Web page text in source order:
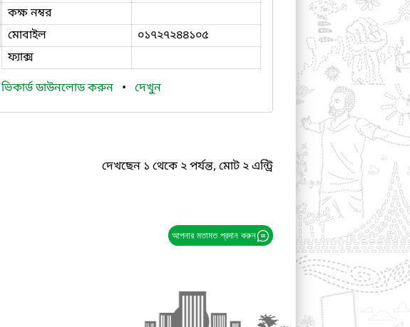
কক্ষ নম্বর
মোবাইল
০১৭২৭২৪৪১০৫
ফ্যাক্স
ভিকার্ড ডাউনলোড করুন • দেখুন
দেখছেন ১ থেকে ২ পর্যন্ত, মোট ২ এন্ট্রি
আপনার মতামত প্রদান করুন